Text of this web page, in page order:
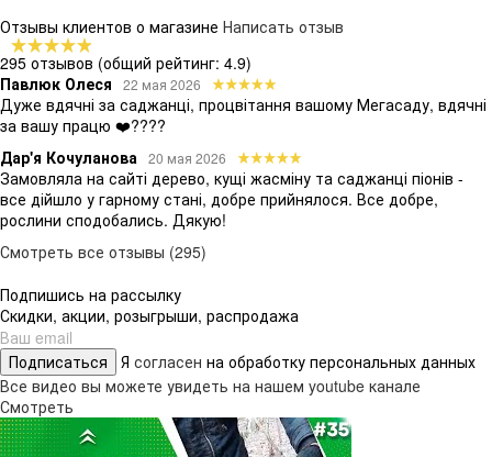
Отзывы клиентов о магазине Написать отзыв
295 отзывов (общий рейтинг: 4.9)
Павлюк Олеся
22 мая 2026
Дуже вдячні за саджанці, процвітання вашому Мегасаду, вдячні
за вашу працю ❤️????
Дар'я Кочуланова 20 мая 2026
Замовляла на сайті дерево, кущі жасміну та саджанці піонів -
все дійшло у гарному стані, добре прийнялося. Все добре,
рослини сподобались. Дякую!
Смотреть все отзывы (295)
Подпишись на рассылку
Скидки, акции, розыгрыши, распродажа
Подписаться Я согласен на обработку персональных данных
Все видео вы можете увидеть на нашем youtube канале
Смотреть